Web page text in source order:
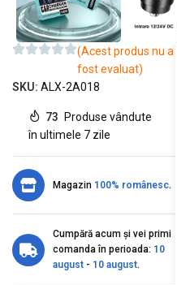
(Acest produs nu a
fost evaluat)
SKU: ALX-2A018
73
Produse vândute
în ultimele 7 zile
Magazin 100% românesc.
Cumpără acum și vei primi
comanda în perioada: 10
august - 10 august.